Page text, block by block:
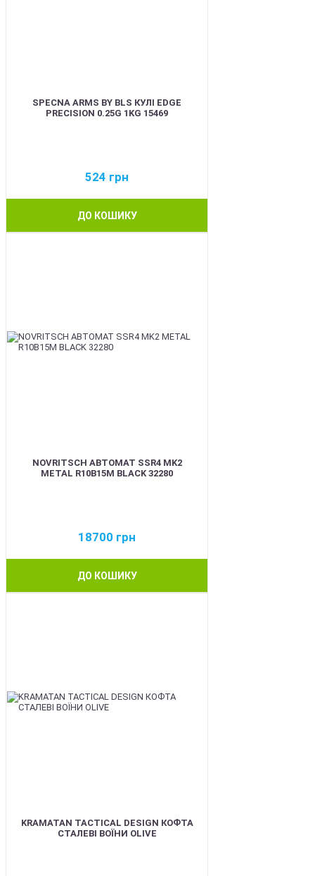
SPECNA ARMS BY BLS КУЛІ EDGE
PRECISION 0.25G 1KG 15469
524 грн
ДО КОШИКУ
NOVRITSCH АВТОМАТ SSR4 MK2
METAL R10B15M BLACK 32280
18700 грн
ДО КОШИКУ
KRAMATAN TACTICAL DESIGN КОФТА
СТАЛЕВІ ВОЇНИ OLIVE